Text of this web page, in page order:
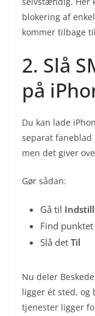
blokering af
kommer tilbage
2. Slå
på
Du kan lade
separat faneblad
men det giver
Gør sådan:
Gå til
Find punktet
Slå det Til
Nu deler
ligger ét sted, og
tjenester ligger